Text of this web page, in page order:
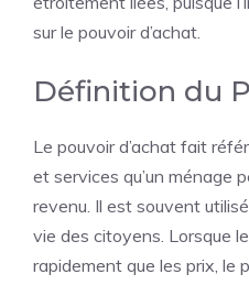
sur le pouvoir d’achat.
Définition du
Le pouvoir d’achat fait
et services qu’un ménage
revenu. Il est souvent
vie des citoyens. Lorsque
rapidement que les prix, le